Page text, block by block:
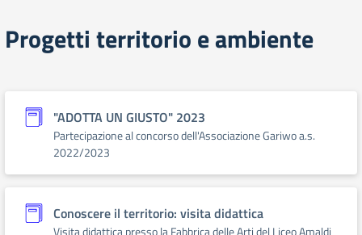
Progetti territorio e ambiente
"ADOTTA UN GIUSTO" 2023
Partecipazione al concorso dell'Associazione Gariwo a.s.
2022/2023
Conoscere il territorio: visita didattica
Visita didattica presso la Fabbrica delle Arti del Liceo Amaldi